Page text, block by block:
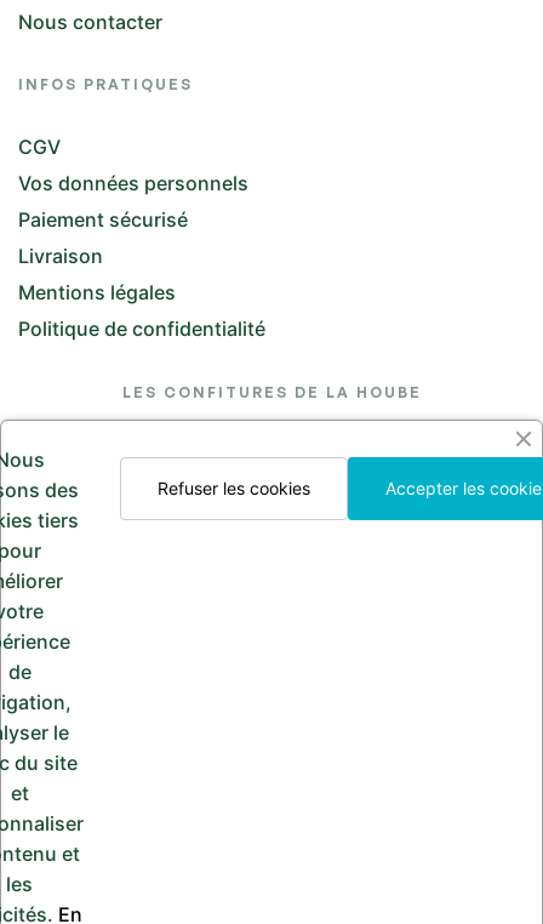
Nous contacter
INFOS PRATIQUES
CGV
Vos données personnels
Paiement sécurisé
Livraison
Mentions légales
Politique de confidentialité
LES CONFITURES DE LA HOUBE
26 Rue de l'Église, 57370 Saint-Jean-Kourtzerode
lesconfituresdelahoube@hotmail.com
Appelez-nous
03 87 24 30 97
Copyright © 2024
des
tiers
de
le
du site
et
et
les
En
Accepter les
Refuser les cookies